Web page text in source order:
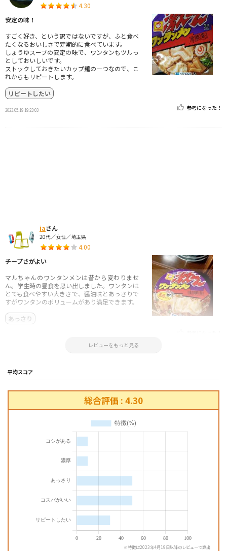
4.30
安定の味！
すごく好き、という訳ではないですが、ふと食べ
たくなるおいしさで定期的に食べています。
しょうゆスープの安定の味で、ワンタンもツルっ
としておいしいです。
ストックしておきたいカップ麺の一つなので、こ
れからもリピートします。
リピートしたい
2023.05.19 19:23:03 参考になった！
iaさん
20代／女性／埼玉県
4.00
チープさがよい
マルちゃんのワンタンメンは昔から変わりませ
ん。学生時の昼食を思い出しました。ワンタンは
とても食べやすい大きさで、醤油味とあっさりで
すがワンタンのボリュームがあり満足できます。
あっさり
レビューをもっと見る
平均スコア
総合評価 : 4.30
※特徴は2023年4月19日以降のレビューで算出